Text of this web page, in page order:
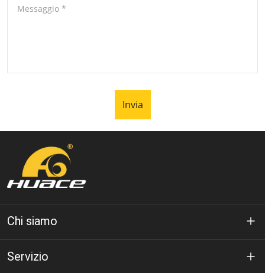
Messaggio *
Invia
Chi siamo
A proposito di Huáce
Servizio